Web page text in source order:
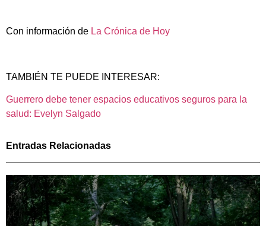
Con información de La Crónica de Hoy
TAMBIÉN TE PUEDE INTERESAR:
Guerrero debe tener espacios educativos seguros para la
salud: Evelyn Salgado
Entradas Relacionadas